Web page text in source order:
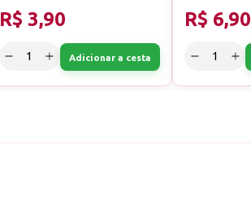
R$ 3,90
Adicionar a cesta
R$ 6,90